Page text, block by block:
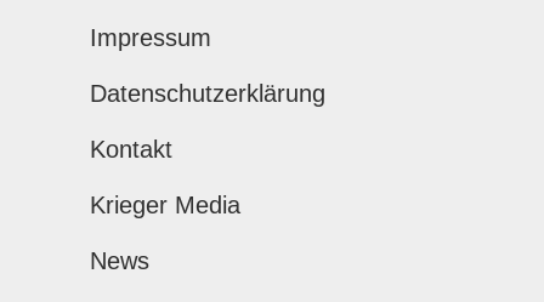
Impressum
Datenschutzerklärung
Kontakt
Krieger Media
News